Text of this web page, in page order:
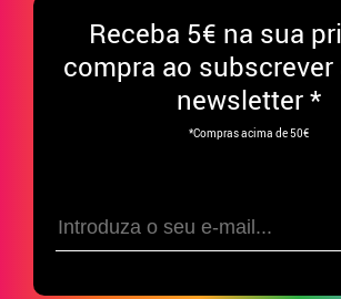
Receba 5€ na sua
compra ao subscrever
newsletter *
*Compras acima de 50€